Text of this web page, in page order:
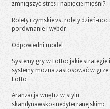
zmniejszyć stres i napięcie mięśni?
Rolety rzymskie vs. rolety dzień-noc:
porównanie i wybór
Odpowiedni model
Systemy gry w Lotto: jakie strategie i
systemy można zastosować w grze
Lotto
Aranżacja wnętrz w stylu
skandynawsko-medyterranejskim: